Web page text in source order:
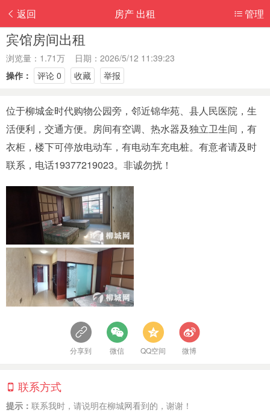
返回 管理
房产 出租
宾馆房间出租
浏览量：1.71万 日期：2026/5/12 11:39:23
操作：
评论 0 收藏 举报
位于柳城金时代购物公园旁，邻近锦华苑、县人民医院，生
活便利，交通方便。房间有空调、热水器及独立卫生间，有
衣柜，楼下可停放电动车，有电动车充电桩。有意者请及时
联系，电话19377219023。非诚勿扰！
分享到 微信 QQ空间 微博
联系方式
提示： 联系我时，请说明在柳城网看到的，谢谢！